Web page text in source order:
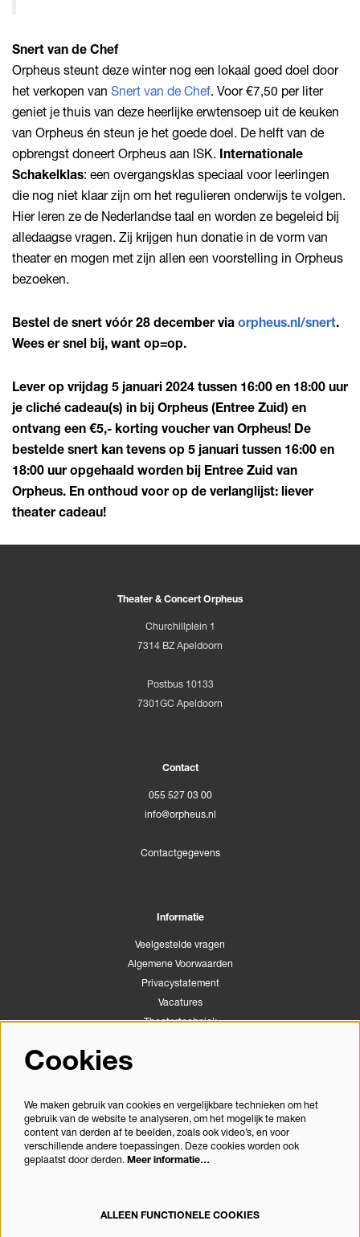
Snert van de Chef
Orpheus steunt deze winter nog een lokaal goed doel door
het verkopen van Snert van de Chef. Voor €7,50 per liter
geniet je thuis van deze heerlijke erwtensoep uit de keuken
van Orpheus én steun je het goede doel. De helft van de
opbrengst doneert Orpheus aan ISK. Internationale
Schakelklas: een overgangsklas speciaal voor leerlingen
die nog niet klaar zijn om het regulieren onderwijs te volgen.
Hier leren ze de Nederlandse taal en worden ze begeleid bij
alledaagse vragen. Zij krijgen hun donatie in de vorm van
theater en mogen met zijn allen een voorstelling in Orpheus
bezoeken.
Bestel de snert vóór 28 december via orpheus.nl/snert.
Wees er snel bij, want op=op.
Lever op vrijdag 5 januari 2024 tussen 16:00 en 18:00 uur
je cliché cadeau(s) in bij Orpheus (Entree Zuid) en
ontvang een €5,- korting voucher van Orpheus! De
bestelde snert kan tevens op 5 januari tussen 16:00 en
18:00 uur opgehaald worden bij Entree Zuid van
Orpheus. En onthoud voor op de verlanglijst: liever
theater cadeau!
Theater & Concert Orpheus
Churchillplein 1
7314 BZ Apeldoorn
Postbus 10133
7301GC Apeldoorn
Contact
055 527 03 00
info@orpheus.nl
Contactgegevens
Informatie
Veelgestelde vragen
Algemene Voorwaarden
Privacystatement
Vacatures
Theatertechniek
Congrescentrum Orpheus
Volg ons
Meld je aan voor de nieuwsbrief
Cookies
We maken gebruik van cookies en vergelijkbare technieken om het
gebruik van de website te analyseren, om het mogelijk te maken
content van derden af te beelden, zoals ook video’s, en voor
verschillende andere toepassingen. Deze cookies worden ook
geplaatst door derden. Meer informatie…
ALLEEN FUNCTIONELE COOKIES